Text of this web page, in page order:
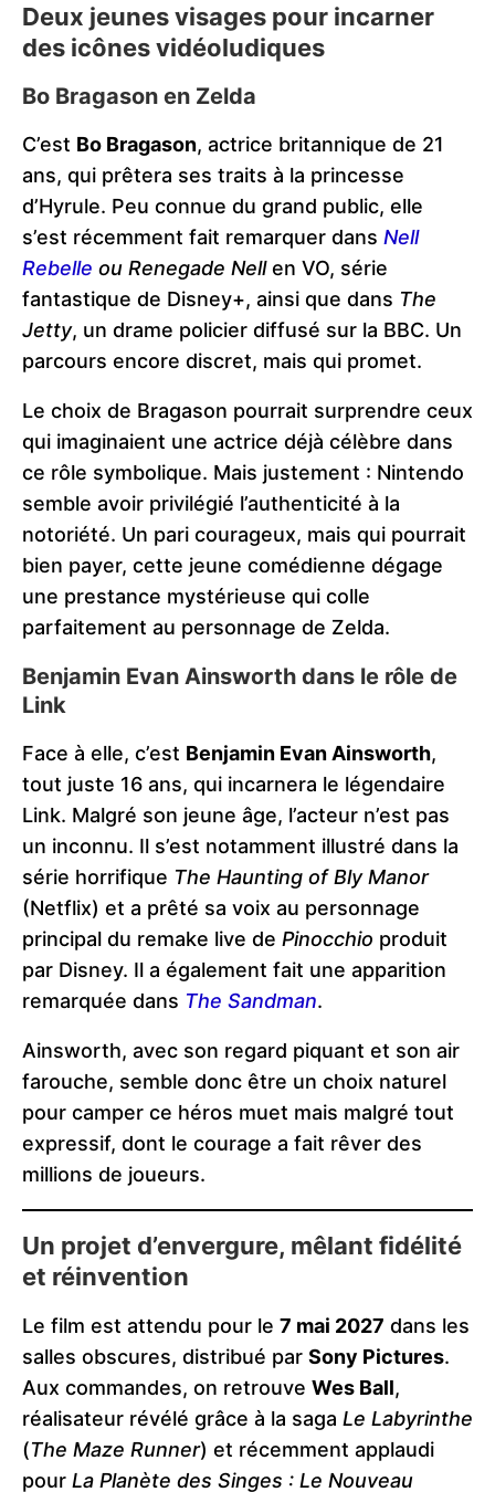
Deux jeunes visages pour incarner
des icônes vidéoludiques
Bo Bragason en Zelda
C’est Bo Bragason, actrice britannique de 21
ans, qui prêtera ses traits à la princesse
d’Hyrule. Peu connue du grand public, elle
s’est récemment fait remarquer dans Nell
Rebelle ou Renegade Nellen VO, série
fantastique de Disney+, ainsi que dans The
Jetty, un drame policier diffusé sur la BBC. Un
parcours encore discret, mais qui promet.
Le choix de Bragason pourrait surprendre ceux
qui imaginaient une actrice déjà célèbre dans
ce rôle symbolique. Mais justement : Nintendo
semble avoir privilégié l’authenticité à la
notoriété. Un pari courageux, mais qui pourrait
bien payer, cette jeune comédienne dégage
une prestance mystérieuse qui colle
parfaitement au personnage de Zelda.
Benjamin Evan Ainsworth dans le rôle de
Link
Face à elle, c’est Benjamin Evan Ainsworth,
tout juste 16 ans, qui incarnera le légendaire
Link. Malgré son jeune âge, l’acteur n’est pas
un inconnu. Il s’est notamment illustré dans la
série horrifique The Haunting of Bly Manor
(Netflix) et a prêté sa voix au personnage
principal du remake live de Pinocchio produit
par Disney. Il a également fait une apparition
remarquée dans The Sandman.
Ainsworth, avec son regard piquant et son air
farouche, semble donc être un choix naturel
pour camper ce héros muet mais malgré tout
expressif, dont le courage a fait rêver des
millions de joueurs.
Un projet d’envergure, mêlant fidélité
et réinvention
Le film est attendu pour le 7 mai 2027 dans les
salles obscures, distribué par Sony Pictures.
Aux commandes, on retrouve Wes Ball,
réalisateur révélé grâce à la saga Le Labyrinthe
(The Maze Runner) et récemment applaudi
pour La Planète des Singes : Le Nouveau